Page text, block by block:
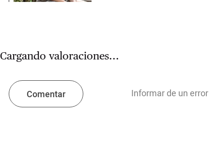
Cargando valoraciones...
Comentar Informar de un error